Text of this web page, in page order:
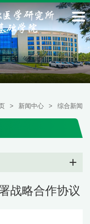
> 新闻中心 > 综合新闻
战略合作协议